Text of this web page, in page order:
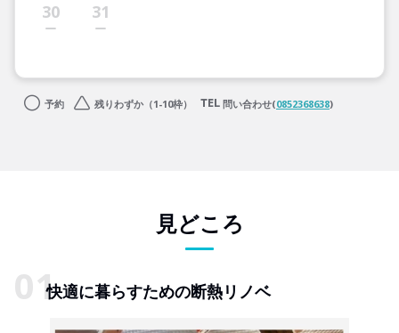
30 31
予約 残りわずか（1-10枠） 問い合わせ(0852368638)
見どころ
快適に暮らすための断熱リノベ